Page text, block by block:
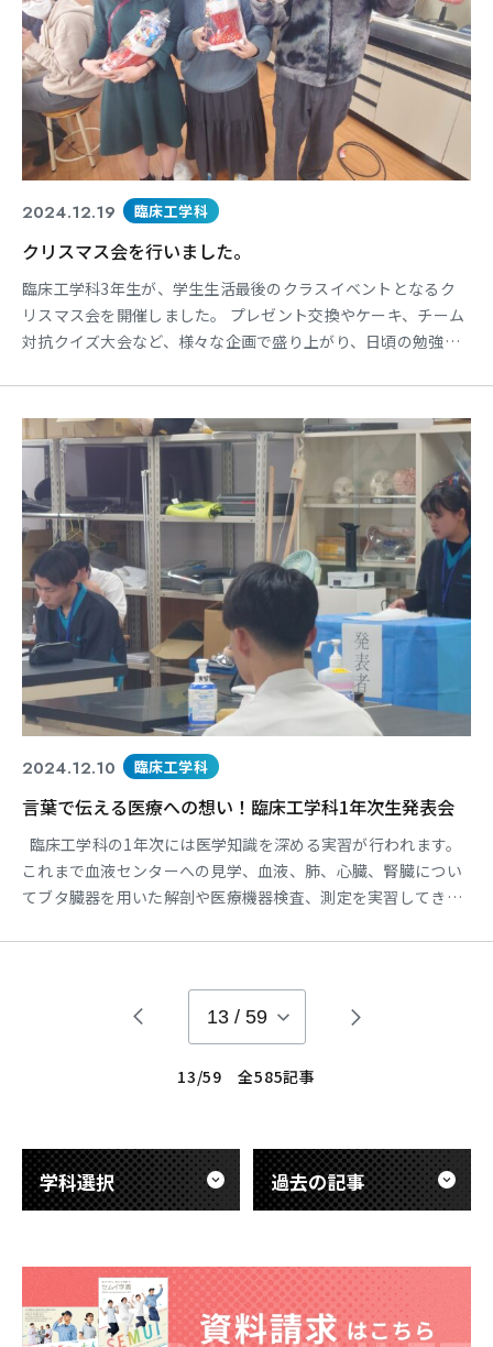
2024.12.19 臨床工学科
クリスマス会を行いました。
臨床工学科3年生が、学生生活最後のクラスイベントとなるク
リスマス会を開催しました。 プレゼント交換やケーキ、チーム
対抗クイズ大会など、様々な企画で盛り上がり、日頃の勉強の
2024.12.10 臨床工学科
言葉で伝える医療への想い！臨床工学科1年次生発表会
臨床工学科の1年次には医学知識を深める実習が行われます。
これまで血液センターへの見学、血液、肺、心臓、腎臓につい
てブタ臓器を用いた解剖や医療機器検査、測定を実習してきま
り、事前学習を行うことで実習内容が良く分かるよ
13 / 59
13/59 全585記事
学科選択 過去の記事
東海医療科学
専門学校
東海歯科医療
専門学校
専門学校
CLOSE
東海医療科学
専門学校
東海歯科医療
専門学校
専門学校
CLOSE
東海医療科学
専門学校
東海歯科医療
専門学校
専門学校
CLOSE
東海医療科学
専門学校
東海歯科医療
専門学校
専門学校
CLOSE